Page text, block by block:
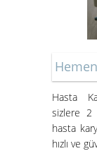
Hasta
Hasta
Hizmeti
Hasta
sizlere 2
hasta
hızlı ve